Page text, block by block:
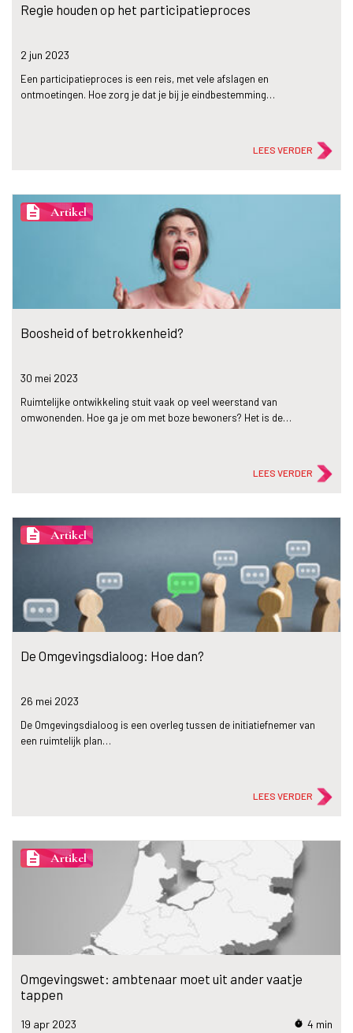
Regie houden op het participatieproces
2 jun 2023
Een participatieproces is een reis, met vele afslagen en
ontmoetingen. Hoe zorg je dat je bij je eindbestemming…
LEES VERDER
description Artikel
Boosheid of betrokkenheid?
30 mei 2023
Ruimtelijke ontwikkeling stuit vaak op veel weerstand van
omwonenden. Hoe ga je om met boze bewoners? Het is de…
LEES VERDER
description Artikel
De Omgevingsdialoog: Hoe dan?
26 mei 2023
De Omgevingsdialoog is een overleg tussen de initiatiefnemer van
een ruimtelijk plan…
LEES VERDER
description Artikel
Omgevingswet: ambtenaar moet uit ander vaatje
tappen
19 apr 2023 timer 4 min